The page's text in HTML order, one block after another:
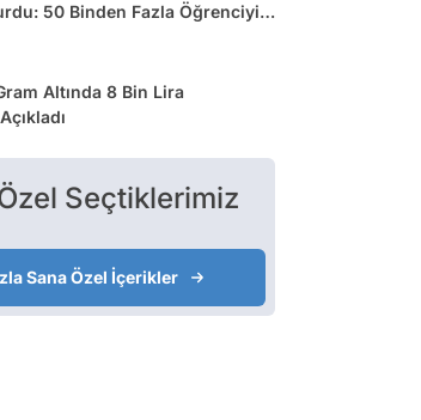
50 Binden Fazla Öğrenciyi
Altında 8 Bin Lira
Seçtiklerimiz
Sana Özel İçerikler